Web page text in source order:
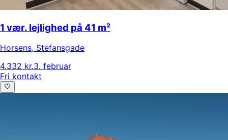
1 vær. lejlighed på 41 m²
Horsens, Stefansgade
4.332 kr.3. februar
Fri kontakt